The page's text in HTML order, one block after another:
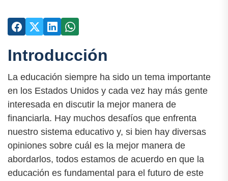
Introducción
La educación siempre ha sido un tema importante
en los Estados Unidos y cada vez hay más gente
interesada en discutir la mejor manera de
financiarla. Hay muchos desafíos que enfrenta
nuestro sistema educativo y, si bien hay diversas
opiniones sobre cuál es la mejor manera de
abordarlos, todos estamos de acuerdo en que la
educación es fundamental para el futuro de este